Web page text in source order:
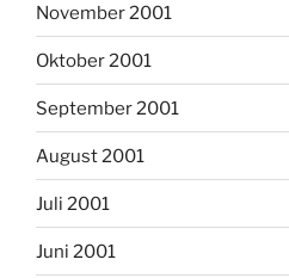
November 2001
Oktober 2001
September 2001
August 2001
Juli 2001
Juni 2001